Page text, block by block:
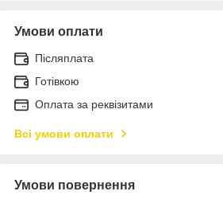
Умови оплати
Післяплата
Готівкою
Оплата за реквізитами
Всі умови оплати
Умови повернення